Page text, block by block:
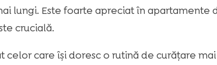
lungi. Este foarte apreciat în apartamente
crucială.
celor care își doresc o rutină de curățare